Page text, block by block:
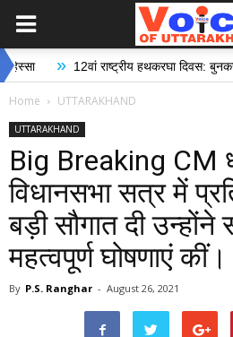
» 12वां राष्ट्रीय हथकरघा दिवस: बुनकरों के
Home UTTARAKHAND
UTTARAKHAND
Big Breaking CM
विधानसभा सत्र में
बड़ी सौगात दी
महत्वपूर्ण घोषणाएं कीं।
By P.S. Ranghar - August 26, 2021